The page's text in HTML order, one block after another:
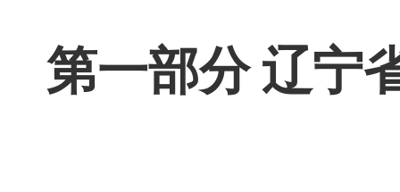
第一部分 辽宁